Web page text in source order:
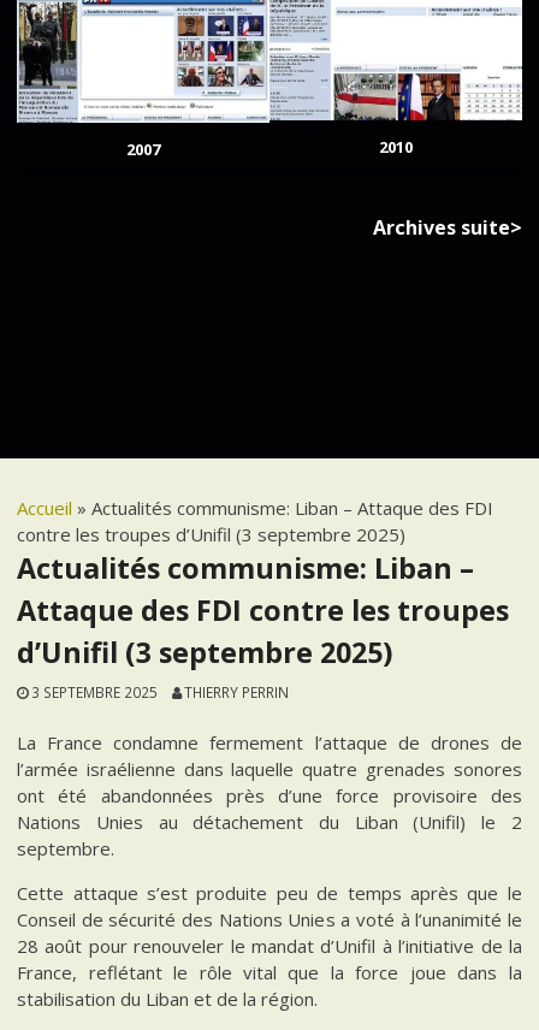
2007 2010
Archives suite>
Accueil »Actualités communisme: Liban – Attaque des FDI
contre les troupes d’Unifil (3 septembre 2025)
Actualités communisme: Liban –
Attaque des FDI contre les troupes
d’Unifil (3 septembre 2025)
3 SEPTEMBRE 2025 THIERRY PERRIN
La France condamne fermement l’attaque de drones de
l’armée israélienne dans laquelle quatre grenades sonores
ont été abandonnées près d’une force provisoire des
Nations Unies au détachement du Liban (Unifil) le 2
septembre.
Cette attaque s’est produite peu de temps après que le
Conseil de sécurité des Nations Unies a voté à l’unanimité le
28 août pour renouveler le mandat d’Unifil à l’initiative de la
France, reflétant le rôle vital que la force joue dans la
stabilisation du Liban et de la région.